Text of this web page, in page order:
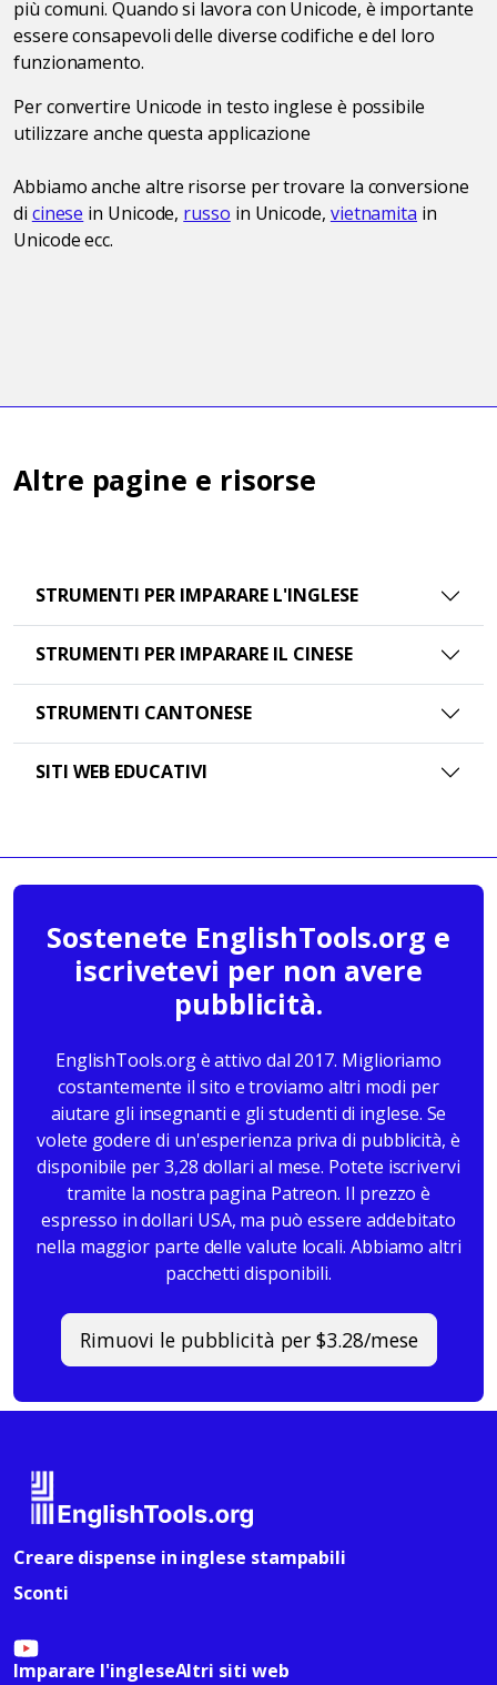
più comuni. Quando si lavora con Unicode, è importante
essere consapevoli delle diverse codifiche e del loro
funzionamento.
Per convertire Unicode in testo inglese è possibile
utilizzare anche questa applicazione
Abbiamo anche altre risorse per trovare la conversione
di cinese in Unicode, russo in Unicode, vietnamita in
Unicode ecc.
Altre pagine e risorse
STRUMENTI PER IMPARARE L'INGLESE
STRUMENTI PER IMPARARE IL CINESE
STRUMENTI CANTONESE
SITI WEB EDUCATIVI
Sostenete EnglishTools.org e
iscrivetevi per non avere
pubblicità.
EnglishTools.org è attivo dal 2017. Miglioriamo
costantemente il sito e troviamo altri modi per
aiutare gli insegnanti e gli studenti di inglese. Se
volete godere di un'esperienza priva di pubblicità, è
disponibile per 3,28 dollari al mese. Potete iscrivervi
tramite la nostra pagina Patreon. Il prezzo è
espresso in dollari USA, ma può essere addebitato
nella maggior parte delle valute locali. Abbiamo altri
pacchetti disponibili.
Rimuovi le pubblicità per $3.28/mese
Creare dispense in inglese stampabili
Sconti
Imparare l'ingleseAltri siti web